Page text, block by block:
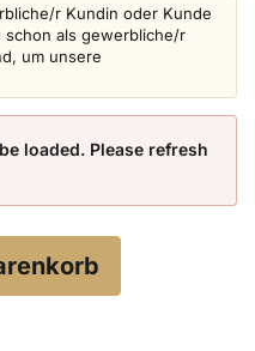
r Kundin oder Kunde
schon als gewerbliche/r
um unsere
loaded. Please refresh